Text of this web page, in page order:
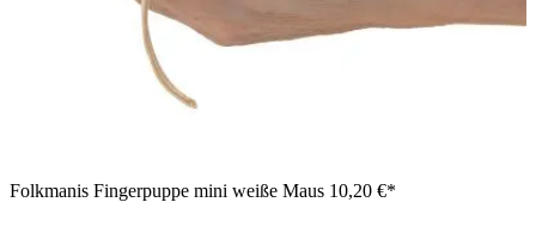
Folkmanis Fingerpuppe mini weiße Maus 10,20 €*